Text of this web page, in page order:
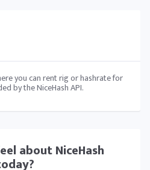
you can rent rig or hashrate for
by the NiceHash API.
aboutNiceHash